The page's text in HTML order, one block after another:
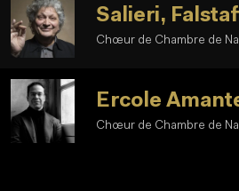
Chœur de Chambre de
Salieri,
Chœur de Chambre de
Ercole